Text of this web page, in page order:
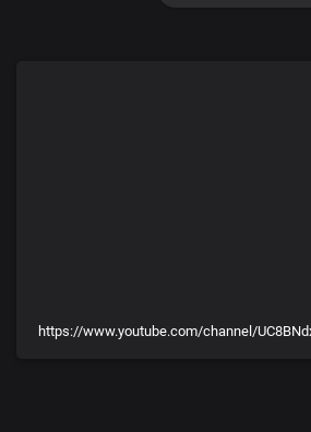
https://www.youtube.com/channel/